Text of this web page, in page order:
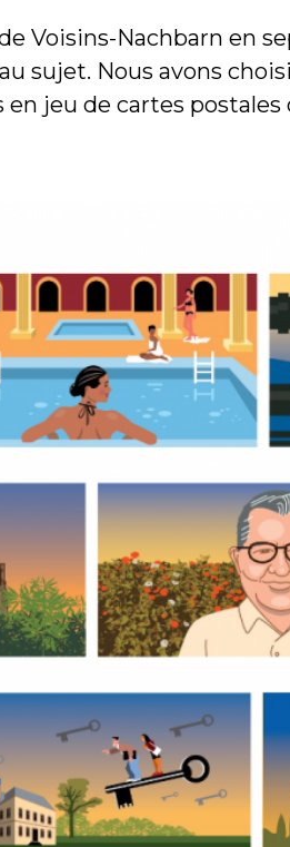
Voisins-Nachbarn en
sujet. Nous avons
jeu de cartes